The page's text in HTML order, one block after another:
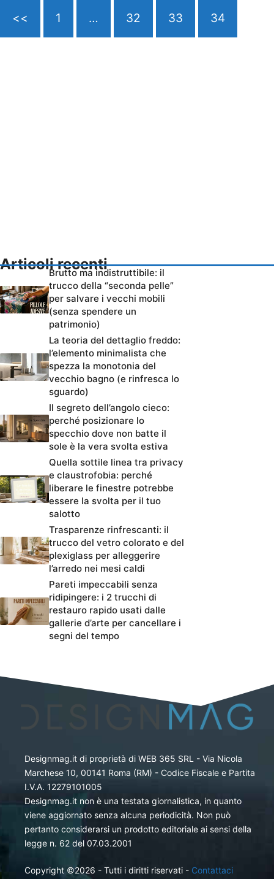
<< 1 … 32 33 34
Articoli recenti
Brutto ma indistruttibile: il
trucco della “seconda pelle”
per salvare i vecchi mobili
(senza spendere un
patrimonio)
La teoria del dettaglio freddo:
l’elemento minimalista che
spezza la monotonia del
vecchio bagno (e rinfresca lo
sguardo)
Il segreto dell’angolo cieco:
perché posizionare lo
specchio dove non batte il
sole è la vera svolta estiva
Quella sottile linea tra privacy
e claustrofobia: perché
liberare le finestre potrebbe
essere la svolta per il tuo
salotto
Trasparenze rinfrescanti: il
trucco del vetro colorato e del
plexiglass per alleggerire
l’arredo nei mesi caldi
Pareti impeccabili senza
ridipingere: i 2 trucchi di
restauro rapido usati dalle
gallerie d’arte per cancellare i
segni del tempo
Designmag.it di proprietà di WEB 365 SRL - Via Nicola
Marchese 10, 00141 Roma (RM) - Codice Fiscale e Partita
I.V.A. 12279101005
Designmag.it non è una testata giornalistica, in quanto
viene aggiornato senza alcuna periodicità. Non può
pertanto considerarsi un prodotto editoriale ai sensi della
legge n. 62 del 07.03.2001
Copyright ©2026 - Tutti i diritti riservati - Contattaci